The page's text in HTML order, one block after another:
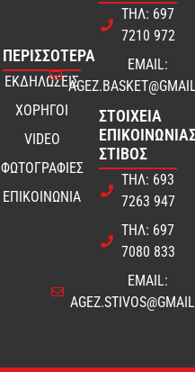
ΠΕΡΙΣΣΟΤΕΡΑ
ΕΚΔΗΛΩΣΕΙΣ
ΧΟΡΗΓΟΙ
VIDEO
ΦΩΤΟΓΡΑΦΙΕΣ
ΕΠΙΚΟΙΝΩΝΙΑ
ΤΗΛ: 697
7210 972
EMAIL:
ΣΤΟΙΧΕΊΑ
ΣΤΊΒΟΣ
ΤΗΛ: 693
7263 947
ΤΗΛ: 697
7080 833
EMAIL: